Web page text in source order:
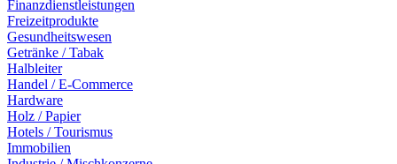
Finanzdienstleistungen
Freizeitprodukte
Gesundheitswesen
Getränke / Tabak
Halbleiter
Handel / E-Commerce
Hardware
Holz / Papier
Hotels / Tourismus
Immobilien